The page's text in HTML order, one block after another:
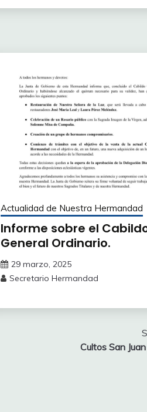
Actualidad de Nuestra Hermandad
Informe sobre el
General Ordinario.
29 marzo, 2025
Secretario Hermandad
Cultos San